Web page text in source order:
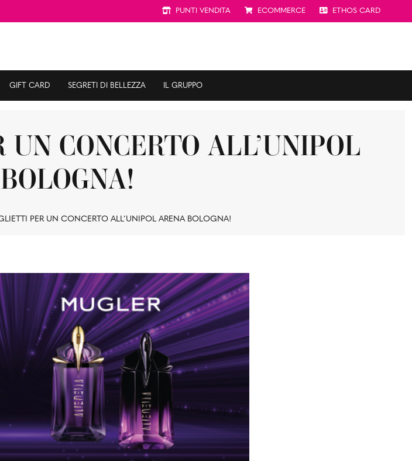
PUNTI VENDITA ECOMMERCE ETHOS CARD
GIFT CARD SEGRETI DI BELLEZZA IL GRUPPO
CONCERTO ALL’UNIPOL
PER UN CONCERTO ALL’UNIPOL ARENA BOLOGNA!